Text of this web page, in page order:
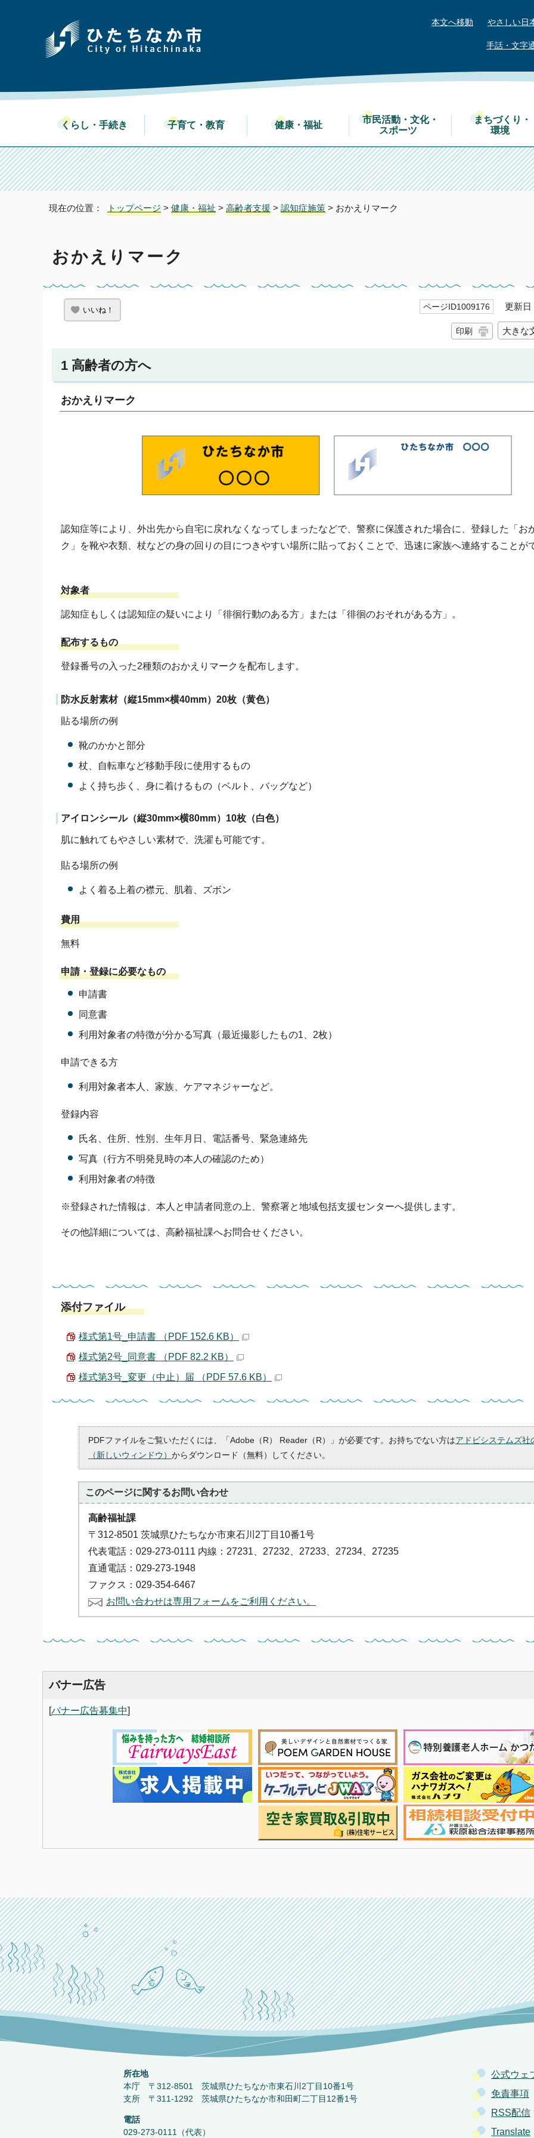
本文へ移動 やさしい日
手話・文字
くらし・手続き 子育て・教育 健康・福祉
市民活動・文化・
スポーツ
まちづくり・
環境
現在の位置： トップページ > 健康・福祉 > 高齢者支援 > 認知症施策 > おかえりマーク
おかえりマーク
いいね！ ページID1009176 更新日
印刷 大きな
1 高齢者の方へ
おかえりマーク
認知症等により、外出先から自宅に戻れなくなってしまったなどで、警察に保護された場合に、登録した「お
ク」を靴や衣類、杖などの身の回りの目につきやすい場所に貼っておくことで、迅速に家族へ連絡することが
対象者
認知症もしくは認知症の疑いにより「徘徊行動のある方」または「徘徊のおそれがある方」。
配布するもの
登録番号の入った2種類のおかえりマークを配布します。
防水反射素材（縦15mm×横40mm）20枚（黄色）
貼る場所の例
靴のかかと部分
杖、自転車など移動手段に使用するもの
よく持ち歩く、身に着けるもの（ベルト、バッグなど）
アイロンシール（縦30mm×横80mm）10枚（白色）
肌に触れてもやさしい素材で、洗濯も可能です。
貼る場所の例
よく着る上着の襟元、肌着、ズボン
費用
無料
申請・登録に必要なもの
申請書
同意書
利用対象者の特徴が分かる写真（最近撮影したもの1、2枚）
申請できる方
利用対象者本人、家族、ケアマネジャーなど。
登録内容
氏名、住所、性別、生年月日、電話番号、緊急連絡先
写真（行方不明発見時の本人の確認のため）
利用対象者の特徴
※登録された情報は、本人と申請者同意の上、警察署と地域包括支援センターへ提供します。
その他詳細については、高齢福祉課へお問合せください。
添付ファイル
様式第1号_申請書 （PDF 152.6 KB）
様式第2号_同意書 （PDF 82.2 KB）
様式第3号_変更（中止）届 （PDF 57.6 KB）
PDFファイルをご覧いただくには、「Adobe（R） Reader（R）」が必要です。お持ちでない方はアドビシステムズ社
（新しいウィンドウ） からダウンロード（無料）してください。
このページに関するお問い合わせ
高齢福祉課
〒312-8501 茨城県ひたちなか市東石川2丁目10番1号
代表電話：029-273-0111 内線：27231、27232、27233、27234、27235
直通電話：029-273-1948
ファクス：029-354-6467
お問い合わせは専用フォームをご利用ください。
バナー広告
[バナー広告募集中]
公式ウェ
免責事項
RSS配信
Translate
所在地
本庁 〒312-8501 茨城県ひたちなか市東石川2丁目10番1号
支所 〒311-1292 茨城県ひたちなか市和田町二丁目12番1号
電話
029-273-0111（代表）